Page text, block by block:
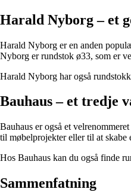
Harald Nyborg – et
Harald Nyborg er en anden
Nyborg er rundstok ø33, som er
Harald Nyborg har også
Bauhaus – et tredje
Bauhaus er også et
til møbelprojekter eller til at
Hos Bauhaus kan du også finde
Sammenfatning